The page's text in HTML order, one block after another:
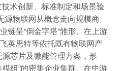
术创新、标准制定和场景验
源物联网从概念走向规模商
链呈“倒金字塔”雏形。在上游
英思特等依托既有物联网产
芯片及微能管理方案，形
组”的密集企业集群。在中游